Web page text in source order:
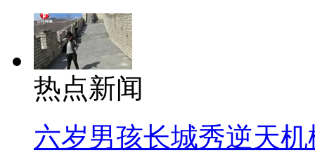
热点新闻
六岁男孩长城秀逆天机